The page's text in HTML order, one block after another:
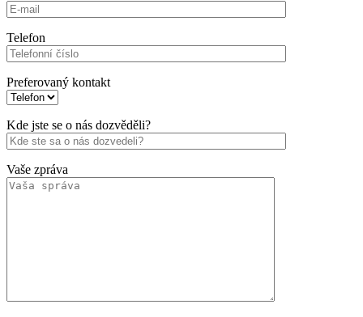
Telefon
Preferovaný kontakt
Kde jste se o nás dozvěděli?
Vaše zpráva